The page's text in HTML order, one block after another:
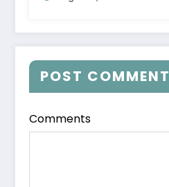
POST COMMENT
Comments